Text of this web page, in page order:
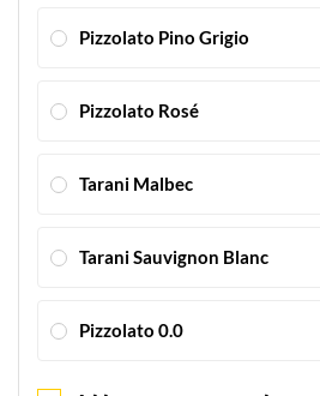
Pizzolato Pino Grigio
Pizzolato Rosé
Tarani Malbec
Tarani Sauvignon Blanc
Pizzolato 0.0